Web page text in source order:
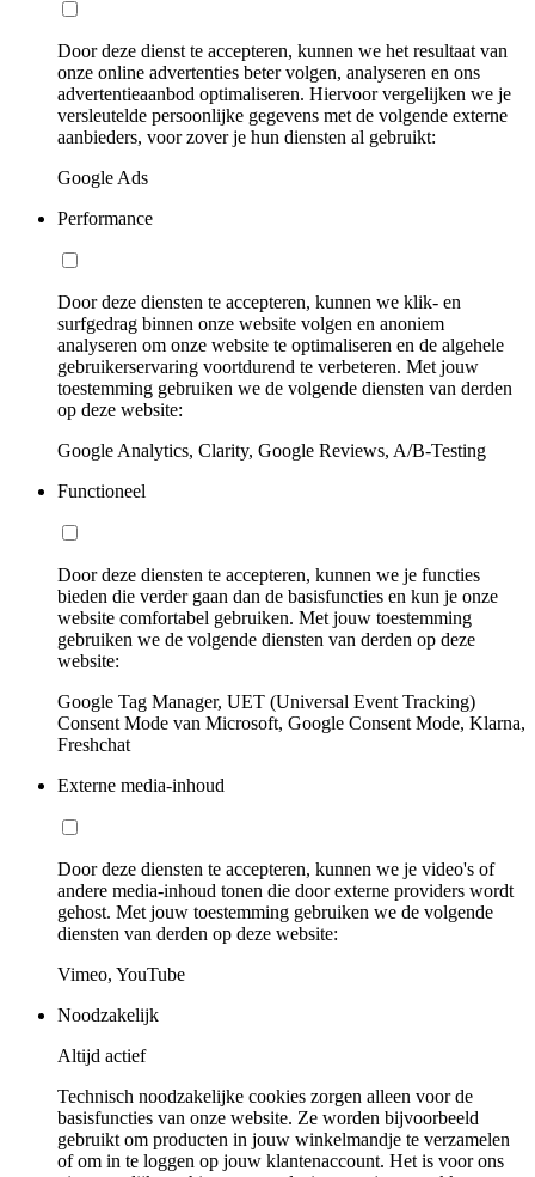
Door deze dienst te accepteren, kunnen we het resultaat van
onze online advertenties beter volgen, analyseren en ons
advertentieaanbod optimaliseren. Hiervoor vergelijken we je
versleutelde persoonlijke gegevens met de volgende externe
aanbieders, voor zover je hun diensten al gebruikt:
Google Ads
Performance
Door deze diensten te accepteren, kunnen we klik- en
surfgedrag binnen onze website volgen en anoniem
analyseren om onze website te optimaliseren en de algehele
gebruikerservaring voortdurend te verbeteren. Met jouw
toestemming gebruiken we de volgende diensten van derden
op deze website:
Google Analytics, Clarity, Google Reviews, A/B-Testing
Functioneel
Door deze diensten te accepteren, kunnen we je functies
bieden die verder gaan dan de basisfuncties en kun je onze
website comfortabel gebruiken. Met jouw toestemming
gebruiken we de volgende diensten van derden op deze
website:
Google Tag Manager, UET (Universal Event Tracking)
Consent Mode van Microsoft, Google Consent Mode, Klarna,
Freshchat
Externe media-inhoud
Door deze diensten te accepteren, kunnen we je video's of
andere media-inhoud tonen die door externe providers wordt
gehost. Met jouw toestemming gebruiken we de volgende
diensten van derden op deze website:
Vimeo, YouTube
Noodzakelijk
Altijd actief
Technisch noodzakelijke cookies zorgen alleen voor de
basisfuncties van onze website. Ze worden bijvoorbeeld
gebruikt om producten in jouw winkelmandje te verzamelen
of om in te loggen op jouw klantenaccount. Het is voor ons